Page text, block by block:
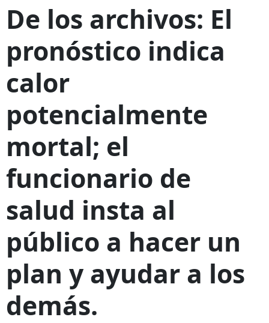
De los archivos: El
pronóstico indica
calor
potencialmente
mortal; el
funcionario de
salud insta al
público a hacer un
plan y ayudar a los
demás.